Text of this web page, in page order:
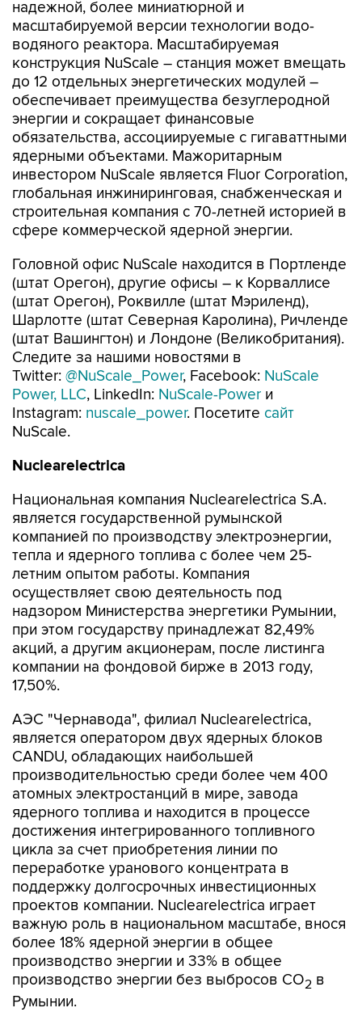
надежной, более миниатюрной и
масштабируемой версии технологии водо-
водяного реактора. Масштабируемая
конструкция NuScale – станция может вмещать
до 12 отдельных энергетических модулей –
обеспечивает преимущества безуглеродной
энергии и сокращает финансовые
обязательства, ассоциируемые с гигаваттными
ядерными объектами. Мажоритарным
инвестором NuScale является Fluor Corporation,
глобальная инжиниринговая, снабженческая и
строительная компания с 70-летней историей в
сфере коммерческой ядерной энергии.
Головной офис NuScale находится в Портленде
(штат Орегон), другие офисы – к Корваллисе
(штат Орегон), Роквилле (штат Мэриленд),
Шарлотте (штат Северная Каролина), Ричленде
(штат Вашингтон) и Лондоне (Великобритания).
Следите за нашими новостями в
Twitter: @NuScale_Power, Facebook: NuScale
Power, LLC, LinkedIn: NuScale-Power и
Instagram: nuscale_power. Посетите сайт
NuScale.
Nuclearelectrica
Национальная компания Nuclearelectrica S.A.
является государственной румынской
компанией по производству электроэнергии,
тепла и ядерного топлива c более чем 25-
летним опытом работы. Компания
осуществляет свою деятельность под
надзором Министерства энергетики Румынии,
при этом государству принадлежат 82,49%
акций, а другим акционерам, после листинга
компании на фондовой бирже в 2013 году,
17,50%.
АЭС "Чернавода", филиал Nuclearelectrica,
является оператором двух ядерных блоков
CANDU, обладающих наибольшей
производительностью среди более чем 400
атомных электростанций в мире, завода
ядерного топлива и находится в процессе
достижения интегрированного топливного
цикла за счет приобретения линии по
переработке уранового концентрата в
поддержку долгосрочных инвестиционных
проектов компании. Nuclearelectrica играет
важную роль в национальном масштабе, внося
более 18% ядерной энергии в общее
производство энергии и 33% в общее
производство энергии без выбросов CO2 в
Румынии.